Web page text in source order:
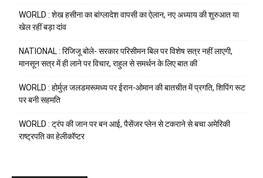
WORLD : शेख हसीना का बांग्लादेश वापसी का ऐलान, नए अध्याय की शुरुआत या
खेल रहीं बड़ा दांव
NATIONAL : रिजिजू बोले- सरकार परिसीमन बिल पर विशेष सत्र नहीं लाएगी,
मानसून सत्र में ही लाने पर विचार, राहुल से समर्थन के लिए बात की
WORLD : होर्मुज़ जलडमरूमध्य पर ईरान-ओमान की बातचीत में प्रगति, शिपिंग रूट
पर बनी सहमति
WORLD : ट्रंप की जान पर बन आई, पैसेंजर प्लेन से टकराने से बचा अमेरिकी
राष्ट्रपति का हेलीकॉप्टर